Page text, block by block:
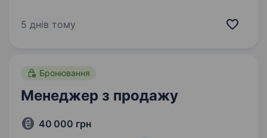
рішення у сфері роботизації та локалізованого
5 днів тому
Бронювання
Менеджер з продажу
40 000 грн